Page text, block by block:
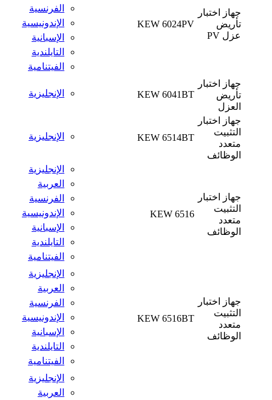
جهاز اختبار
تأريض
عزل PV
KEW 6024PV
الفرنسية
الإندونيسية
الإسبانية
التايلندية
الفيتنامية
جهاز اختبار
تأريض
العزل
KEW 6041BT الإنجليزية
جهاز اختبار
التثبيت
متعدد
الوظائف
KEW 6514BT الإنجليزية
جهاز اختبار
التثبيت
متعدد
الوظائف
KEW 6516
الإنجليزية
العربية
الفرنسية
الإندونيسية
الإسبانية
التايلندية
الفيتنامية
جهاز اختبار
التثبيت
متعدد
الوظائف
KEW 6516BT
الإنجليزية
العربية
الفرنسية
الإندونيسية
الإسبانية
التايلندية
الفيتنامية
الإنجليزية
العربية